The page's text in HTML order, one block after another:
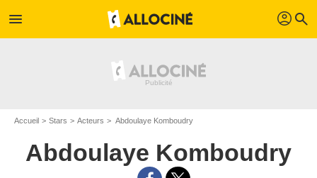
menu profil search
Accueil Stars Acteurs Abdoulaye Komboudry
Abdoulaye Komboudry